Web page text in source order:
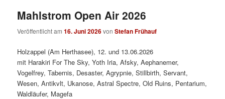
Mahlstrom Open Air 2026
Veröffentlicht am16. Juni 2026vonStefan Frühauf
Holzappel (Am Herthasee), 12. und 13.06.2026
mit Harakiri For The Sky, Yoth Iria, Afsky, Aephanemer,
Vogelfrey, Tabernis, Desaster, Agrypnie, Stillbirth, Servant,
Wesen, Antikvlt, Ukanose, Astral Spectre, Old Ruins, Pentarium,
Waldläufer, Magefa